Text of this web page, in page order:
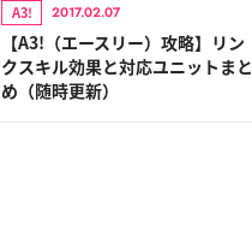
A3! 2017.02.07
【A3!（エースリー）攻略】リン
クスキル効果と対応ユニットまと
め（随時更新）